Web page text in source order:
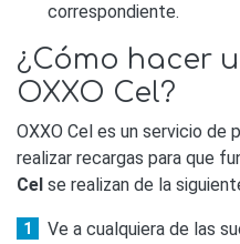
correspondiente.
¿Cómo hacer
OXXO Cel?
OXXO Cel es un servicio de
realizar recargas para que
Cel se realizan de la
Ve a cualquiera de las